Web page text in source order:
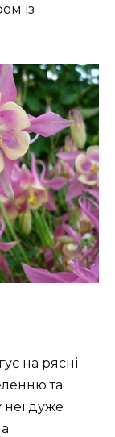
із
на рясні
та
дуже